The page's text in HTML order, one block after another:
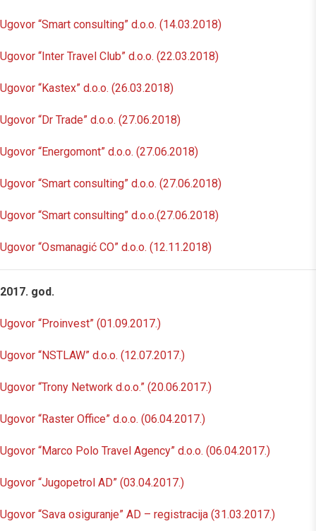
Ugovor “Smart consulting” d.o.o. (14.03.2018)
Ugovor “Inter Travel Club” d.o.o. (22.03.2018)
Ugovor “Kastex” d.o.o. (26.03.2018)
Ugovor “Dr Trade” d.o.o. (27.06.2018)
Ugovor “Energomont” d.o.o. (27.06.2018)
Ugovor “Smart consulting” d.o.o. (27.06.2018)
Ugovor “Smart consulting” d.o.o.(27.06.2018)
Ugovor “Osmanagić CO” d.o.o. (12.11.2018)
2017. god.
Ugovor “Proinvest” (01.09.2017.)
Ugovor “NSTLAW” d.o.o. (12.07.2017.)
Ugovor “Trony Network d.o.o.” (20.06.2017.)
Ugovor “Raster Office” d.o.o. (06.04.2017.)
Ugovor “Marco Polo Travel Agency” d.o.o. (06.04.2017.)
Ugovor “Jugopetrol AD” (03.04.2017.)
Ugovor “Sava osiguranje” AD – registracija (31.03.2017.)